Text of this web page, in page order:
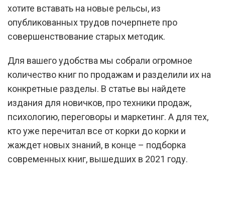
хотите вставать на новые рельсы, из
опубликованных трудов почерпнете про
совершенствование старых методик.
Для вашего удобства мы собрали огромное
количество книг по продажам и разделили их на
конкретные разделы. В статье вы найдете
издания для новичков, про техники продаж,
психологию, переговоры и маркетинг. А для тех,
кто уже перечитал все от корки до корки и
жаждет новых знаний, в конце – подборка
современных книг, вышедших в 2021 году.